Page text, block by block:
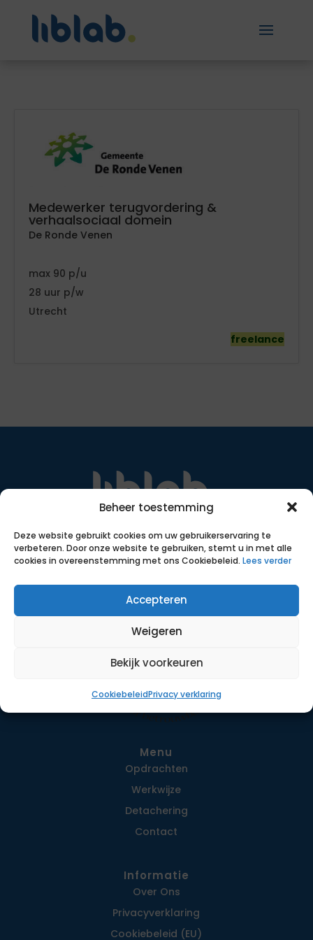
Beheer toestemming
Deze website gebruikt cookies om uw gebruikerservaring te
verbeteren. Door onze website te gebruiken, stemt u in met alle
cookies in overeenstemming met ons Cookiebeleid. Lees verder
Accepteren
Weigeren
Bekijk voorkeuren
CookiebeleidPrivacy verklaring
Medewerker terugvordering &
verhaalsociaal domein
De Ronde Venen
90
28
Utrecht
freelance
inzet van data en ruim 18 jaar ervaring helpen we
zelfstandigen bij het vinden van een passende
SNA certificering
Menu
Opdrachten
Werkwijze
Detachering
Contact
Informatie
Over Ons
Privacy­verklaring
Cookiebeleid (EU)